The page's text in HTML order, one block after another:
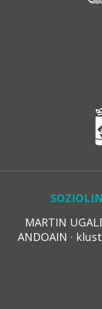
MARTIN
ANDOAIN ·